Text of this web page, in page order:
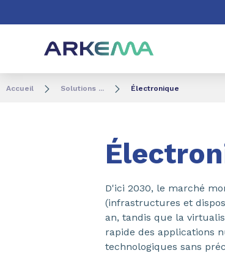
Accueil Solutions ... Électronique
D'ici 2030, le marché
(infrastructures et
an, tandis que la
rapide des applications
technologiques sans